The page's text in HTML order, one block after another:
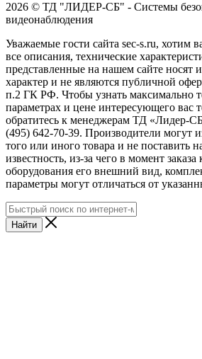
2026 © ТД "ЛИДЕР-СБ" - Системы
видеонаблюдения
Уважаемые гости сайта sec-s.ru, хотим
все описания, технические
представленные на нашем сайте
характер и не являются публичной
п.2 ГК РФ. Чтобы узнать максимально
параметрах и цене интересующего вас
обратитесь к менеджерам ТД «Лидер-
(495) 642-70-39. Производители могут
того или иного товара и не поставить
известность, из-за чего в момент заказа
оборудования его внешний вид,
параметры могут отличаться от
Найти